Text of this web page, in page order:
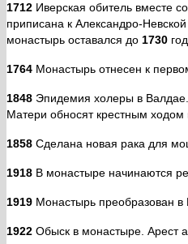
1712 Иверская обитель вместе
приписана к Александро-
монастырь оставался до 1730
1764 Монастырь отнесен к
1848 Эпидемия холеры в
Матери обносят крестным ходом
1858 Сделана новая рака для
1918 В монастыре начинаются
1919 Монастырь преобразован в
1922 Обыск в монастыре. Арест